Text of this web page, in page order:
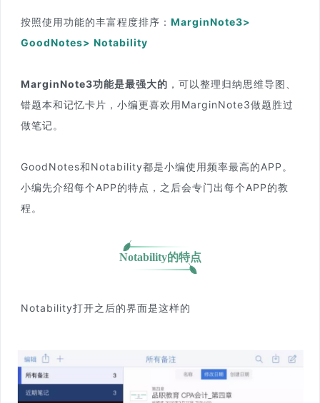
按照使用功能的丰富程度排序： MarginNote3>
GoodNotes> Notability
MarginNote3功能是最强大的 ，可以整理归纳思维导图、
错题本和记忆卡片，小编更喜欢用MarginNote3做题胜过
做笔记。
GoodNotes和Notability都是小编使用频率最高的APP。
小编先介绍每个APP的特点，之后会专门出每个APP的教
程。
Notability的特点
Notability打开之后的界面是这样的